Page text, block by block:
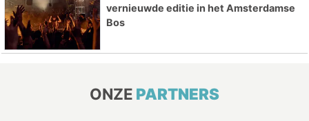
vernieuwde editie in het Amsterdamse
Bos
ONZE PARTNERS